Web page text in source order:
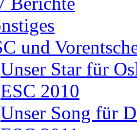
und
Unser Star für
ESC 2010
Unser Song für